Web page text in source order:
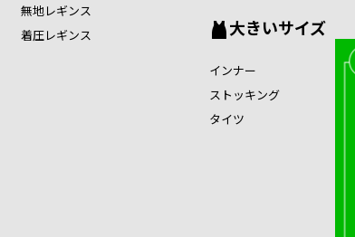
無地レギンス
着圧レギンス
大きいサイズ
インナー
ストッキング
タイツ